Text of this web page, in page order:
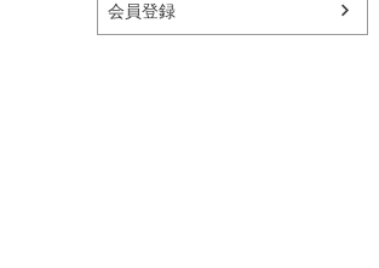
会員登録